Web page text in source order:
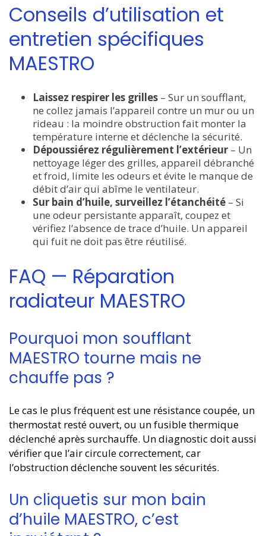
Conseils d’utilisation et
entretien spécifiques
MAESTRO
Laissez respirer les grilles – Sur un soufflant,
ne collez jamais l’appareil contre un mur ou un
rideau : la moindre obstruction fait monter la
température interne et déclenche la sécurité.
Dépoussiérez régulièrement l’extérieur – Un
nettoyage léger des grilles, appareil débranché
et froid, limite les odeurs et évite le manque de
débit d’air qui abîme le ventilateur.
Sur bain d’huile, surveillez l’étanchéité – Si
une odeur persistante apparaît, coupez et
vérifiez l’absence de trace d’huile. Un appareil
qui fuit ne doit pas être réutilisé.
FAQ — Réparation
radiateur MAESTRO
Pourquoi mon soufflant
MAESTRO tourne mais ne
chauffe pas ?
Le cas le plus fréquent est une résistance coupée, un
thermostat resté ouvert, ou un fusible thermique
déclenché après surchauffe. Un diagnostic doit aussi
vérifier que l’air circule correctement, car
l’obstruction déclenche souvent les sécurités.
Un cliquetis sur mon bain
d’huile MAESTRO, c’est